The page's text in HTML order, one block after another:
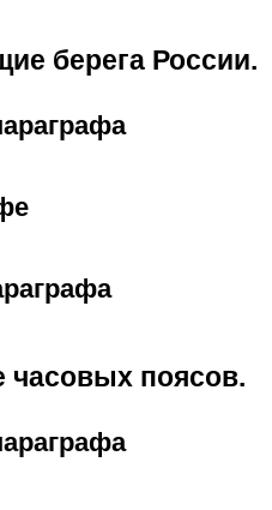
берега России.
часовых поясов.